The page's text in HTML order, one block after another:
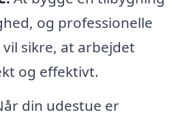
og professionelle
sikre, at arbejdet
og effektivt.
din udestue er